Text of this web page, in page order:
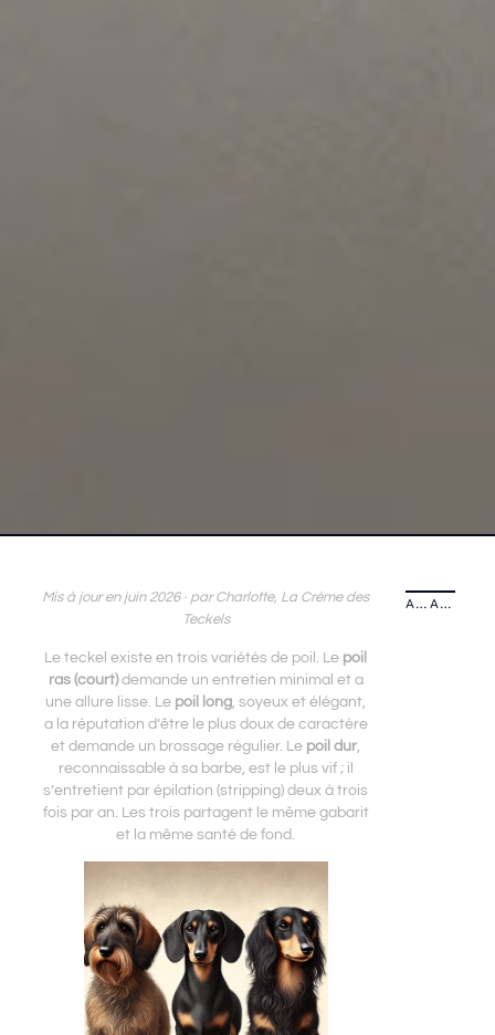
Mis à jour en juin 2026 · par Charlotte, La Crème des
Teckels
Le teckel existe en trois variétés de poil. Le poil
ras (court)demande un entretien minimal et a
une allure lisse. Le poil long , soyeux et élégant,
a la réputation d’être le plus doux de caractère
et demande un brossage régulier. Le poil dur
reconnaissable à sa barbe, est le plus vif ; il
s’entretient par épilation (stripping) deux à trois
fois par an. Les trois partagent le même gabarit
et la même santé de fond.
ARTICLE PRÉCÉDENT ARTICLE SUIVANT